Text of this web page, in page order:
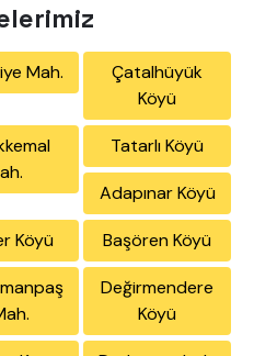
Mah.
Çatalhüyük
Köyü
Tatarlı Köyü
Adapınar Köyü
Köyü Başören Köyü
Değirmendere
Köyü